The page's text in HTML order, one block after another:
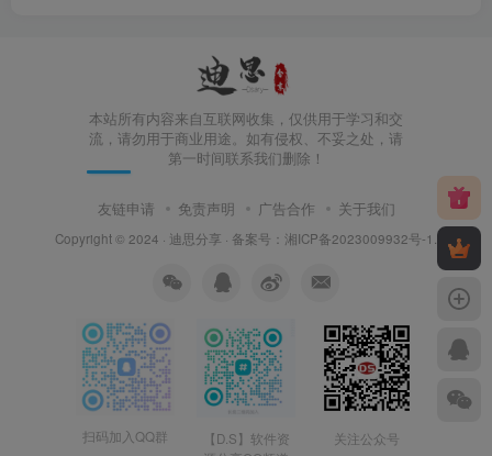
本站所有内容来自互联网收集，仅供用于学习和交
流，请勿用于商业用途。如有侵权、不妥之处，请
第一时间联系我们删除！
友链申请 免责声明 广告合作 关于我们
Copyright © 2024 · 迪思分享 · 备案号： 湘ICP备2023009932号-1
扫码加入QQ群
【D.S】软件资
关注公众号